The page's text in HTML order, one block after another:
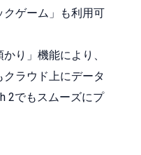
クゲーム」も利用可
り」機能により、
ラウド上にデータ
2でもスムーズにプ